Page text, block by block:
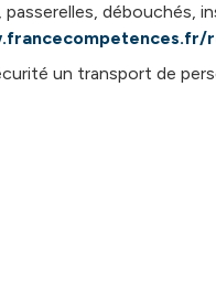
passerelles, débouchés,
un transport de